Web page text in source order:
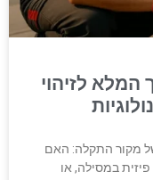
המלא לזיהוי
מקור התקלה: האם
במסילה, או